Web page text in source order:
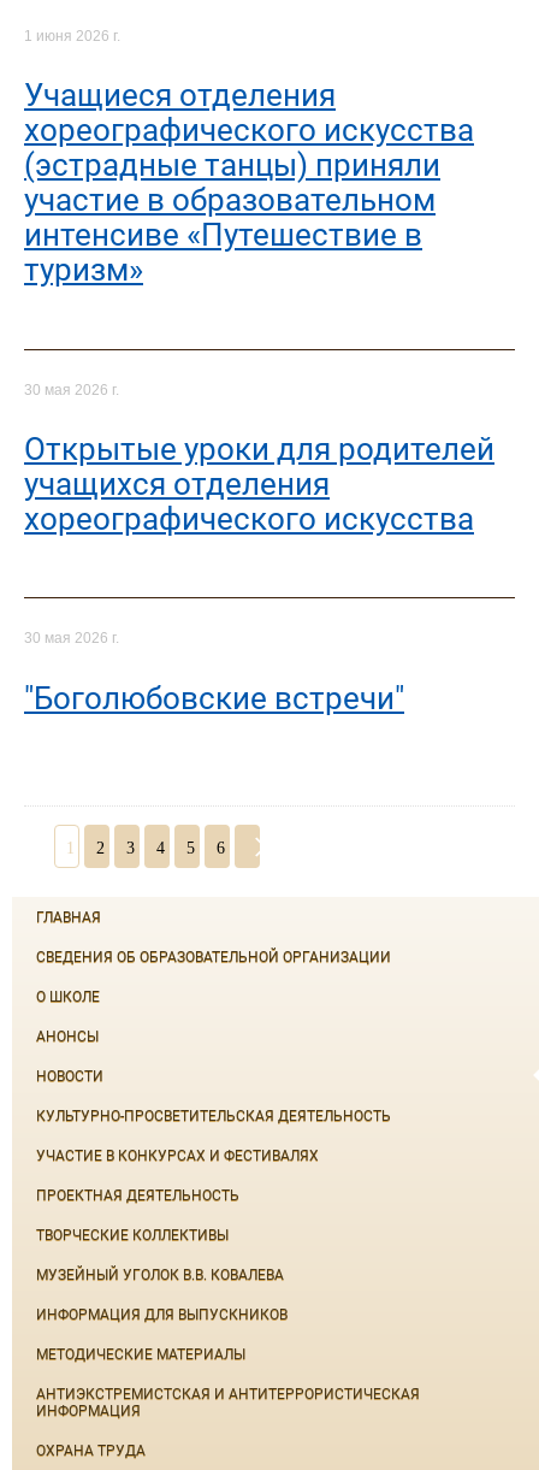
1 июня 2026 г.
Учащиеся отделения
хореографического искусства
(эстрадные танцы) приняли
участие в образовательном
интенсиве «Путешествие в
туризм»
30 мая 2026 г.
Открытые уроки для родителей
учащихся отделения
хореографического искусства
30 мая 2026 г.
"Боголюбовские встречи"
1 2 3 4 5 6
ГЛАВНАЯ
СВЕДЕНИЯ ОБ ОБРАЗОВАТЕЛЬНОЙ ОРГАНИЗАЦИИ
О ШКОЛЕ
АНОНСЫ
НОВОСТИ
КУЛЬТУРНО-ПРОСВЕТИТЕЛЬСКАЯ ДЕЯТЕЛЬНОСТЬ
УЧАСТИЕ В КОНКУРСАХ И ФЕСТИВАЛЯХ
ПРОЕКТНАЯ ДЕЯТЕЛЬНОСТЬ
ТВОРЧЕСКИЕ КОЛЛЕКТИВЫ
МУЗЕЙНЫЙ УГОЛОК В.В. КОВАЛЕВА
ИНФОРМАЦИЯ ДЛЯ ВЫПУСКНИКОВ
МЕТОДИЧЕСКИЕ МАТЕРИАЛЫ
АНТИЭКСТРЕМИСТСКАЯ И АНТИТЕРРОРИСТИЧЕСКАЯ
ИНФОРМАЦИЯ
ОХРАНА ТРУДА